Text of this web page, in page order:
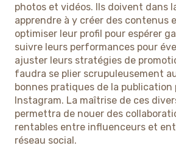
photos et vidéos. Ils doivent dans
apprendre à y créer des contenus
optimiser leur profil pour espérer
suivre leurs performances pour
ajuster leurs stratégies de
faudra se plier scrupuleusement
bonnes pratiques de la
Instagram. La maîtrise de ces
permettra de nouer des
rentables entre influenceurs et
réseau social.